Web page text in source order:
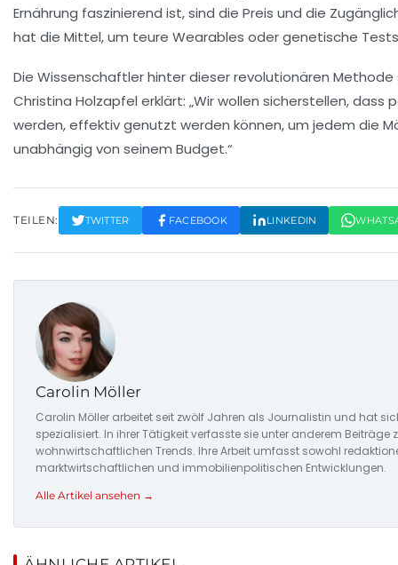
Ernährung faszinierend ist, sind die Preis und die
hat die Mittel, um teure Wearables oder genetische
Die Wissenschaftler hinter dieser revolutionären
Christina Holzapfel erklärt: „Wir wollen sicherstellen,
werden, effektiv genutzt werden können, um jedem die
unabhängig von seinem Budget.“
TEILEN: TWITTER FACEBOOK LINKEDIN
Carolin Möller
Carolin Möller arbeitet seit zwölf Jahren als Journalistin und hat
spezialisiert. In ihrer Tätigkeit verfasste sie unter anderem
wohnwirtschaftlichen Trends. Ihre Arbeit umfasst sowohl
marktwirtschaftlichen und immobilienpolitischen Entwicklungen.
Alle Artikel ansehen →